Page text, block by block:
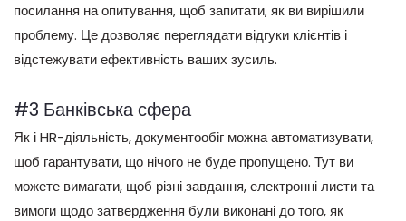
посилання на опитування, щоб запитати, як ви вирішили
проблему. Це дозволяє переглядати відгуки клієнтів і
відстежувати ефективність ваших зусиль.
#3 Банківська сфера
Як і HR-діяльність, документообіг можна автоматизувати,
щоб гарантувати, що нічого не буде пропущено. Тут ви
можете вимагати, щоб різні завдання, електронні листи та
вимоги щодо затвердження були виконані до того, як